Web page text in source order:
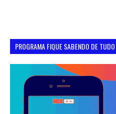
PROGRAMA FIQUE SABENDO DE TUDO